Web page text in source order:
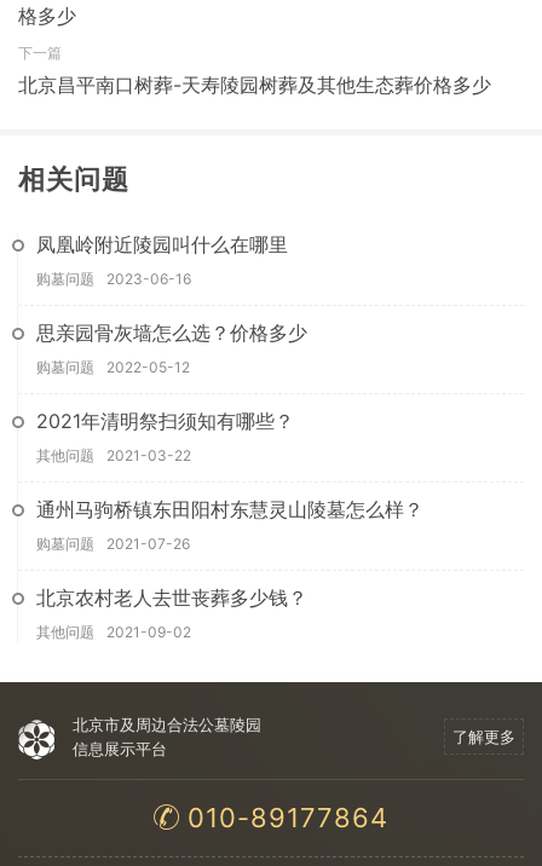
格多少
下一篇
北京昌平南口树葬-天寿陵园树葬及其他生态葬价格多少
相关问题
凤凰岭附近陵园叫什么在哪里
购墓问题 2023-06-16
思亲园骨灰墙怎么选？价格多少
购墓问题 2022-05-12
2021年清明祭扫须知有哪些？
其他问题 2021-03-22
通州马驹桥镇东田阳村东慧灵山陵墓怎么样？
购墓问题 2021-07-26
北京农村老人去世丧葬多少钱？
其他问题 2021-09-02
北京市及周边合法公墓陵园
信息展示平台
了解更多
010-89177864